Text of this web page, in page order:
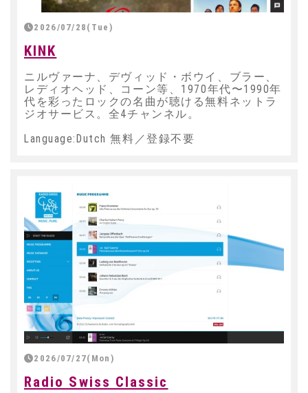
2026/07/28(Tue)
KINK
ニルヴァーナ、デヴィッド・ボウイ、ブラー、
レディオヘッド、コーン等、1970年代〜1990年
代を彩ったロックの名曲が聴ける無料ネットラ
ジオサービス。全4チャンネル。
Language:Dutch 無料／登録不要
2026/07/27(Mon)
Radio Swiss Classic